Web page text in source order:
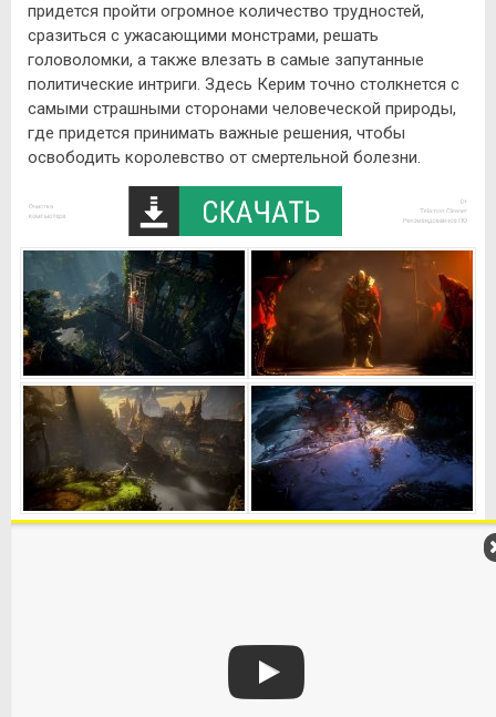
придется пройти огромное количество трудностей,
сразиться с ужасающими монстрами, решать
головоломки, а также влезать в самые запутанные
политические интриги. Здесь Керим точно столкнется с
самыми страшными сторонами человеческой природы,
где придется принимать важные решения, чтобы
освободить королевство от смертельной болезни.